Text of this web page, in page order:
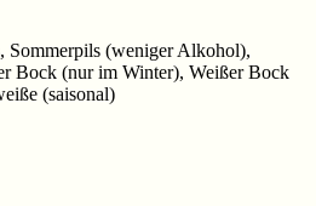
Sommerpils (weniger Alkohol),
Bock (nur im Winter), Weißer Bock
(saisonal)